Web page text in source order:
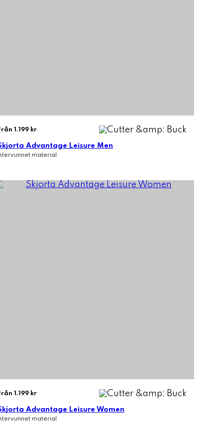
1.199 kr
Advantage Leisure Men
material
1.199 kr
Advantage Leisure Women
material